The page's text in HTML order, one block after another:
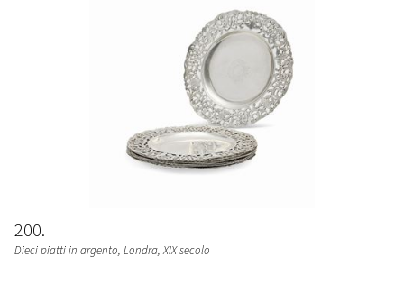
200
Dieci piatti in argento, Londra, XIX secolo